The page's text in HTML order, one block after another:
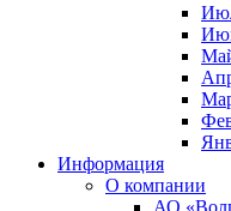
Информация
О компании